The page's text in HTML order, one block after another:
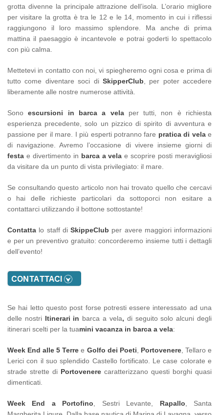
grotta divenne la principale attrazione dell’isola. L’orario migliore
per visitare la grotta è tra le 12 e le 14, momento in cui i riflessi
raggiungono il loro massimo splendore. Ma anche di prima
mattina il paesaggio è incantevole e potrai goderti lo spettacolo
con più calma.
Mettetevi in contatto con noi, vi spiegheremo ogni cosa e prima di
tutto come diventare soci di SkipperClub , per poter accedere
liberamente alle nostre numerose attività.
Sonoescursioni in barca a vela per tutti, non è richiesta
esperienza precedente, solo un pizzico di spirito di avventura e
passione per il mare. I più esperti potranno fare pratica di velae
di navigazione. Avremo l’occasione di vivere insieme giorni di
festa e divertimento in barca a vela e scoprire posti meravigliosi
da visitare da un punto di vista privilegiato: il mare.
Se consultando questo articolo non hai trovato quello che cercavi
o hai delle richieste particolari da sottoporci non esitare a
contattarci utilizzando il bottone sottostante!
Contatta lo staff diSkippeClub per avere maggiori informazioni
e per un preventivo gratuito: concorderemo insieme tutti i dettagli
dell’evento!
Se hai letto questo post forse potresti essere interessato ad una
delle nostri Itinerari in barca a vela, di seguito solo alcuni degli
itinerari scelti per la tuamini vacanza in barca a vela:
Week End alle 5 Terre e Golfo dei Poeti Portovenere, Tellaro e
Lerici con il suo splendido Castello fortificato. Le case colorate e
strade strette di Portovenere caratterizzano questi borghi quasi
dimenticati.
Week End a Portofino , Sestri Levante, Rapallo , Santa